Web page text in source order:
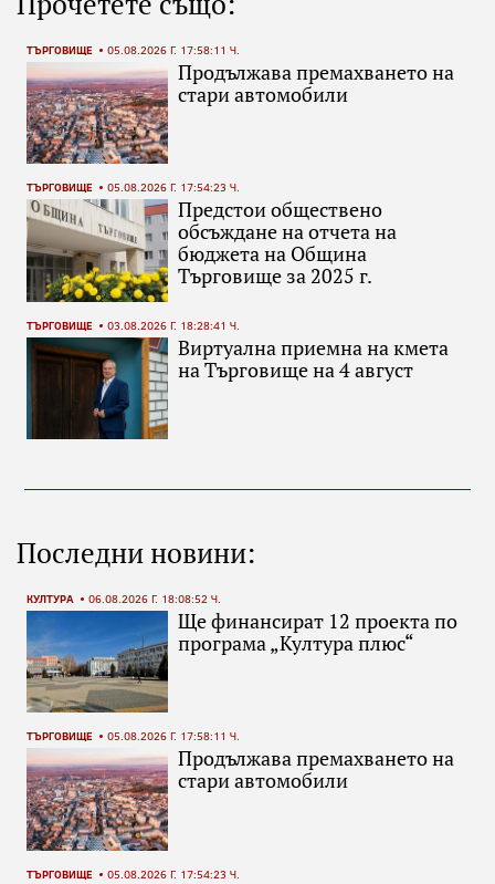
ТЪРГОВИЩЕ 05.08.2026 Г. 17:58:11 Ч.
Продължава премахването на
стари автомобили
ТЪРГОВИЩЕ 05.08.2026 Г. 17:54:23 Ч.
Предстои обществено
обсъждане на отчета на
бюджета на Община
Търговище за 2025 г.
ТЪРГОВИЩЕ 03.08.2026 Г. 18:28:41 Ч.
Виртуална приемна на кмета
на Търговище на 4 август
Последни новини:
КУЛТУРА 06.08.2026 Г. 18:08:52 Ч.
Ще финансират 12 проекта по
програма „Култура плюс“
ТЪРГОВИЩЕ 05.08.2026 Г. 17:58:11 Ч.
Продължава премахването на
стари автомобили
ТЪРГОВИЩЕ 05.08.2026 Г. 17:54:23 Ч.